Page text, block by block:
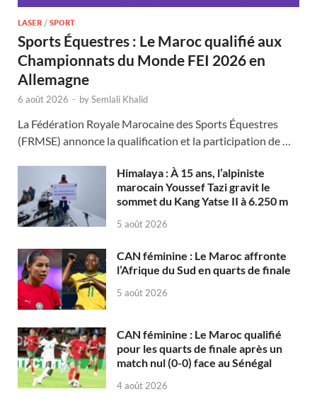
LASER / SPORT
Sports Équestres : Le Maroc qualifié aux
Championnats du Monde FEI 2026 en
Allemagne
6 août 2026 - bySemlali Khalid
La Fédération Royale Marocaine des Sports Équestres
(FRMSE) annonce la qualification et la participation de …
Himalaya : À 15 ans, l’alpiniste
marocain Youssef Tazi gravit le
sommet du Kang Yatse II à 6.250 m
5 août 2026
CAN féminine : Le Maroc affronte
l’Afrique du Sud en quarts de finale
5 août 2026
CAN féminine : Le Maroc qualifié
pour les quarts de finale après un
match nul (0-0) face au Sénégal
4 août 2026